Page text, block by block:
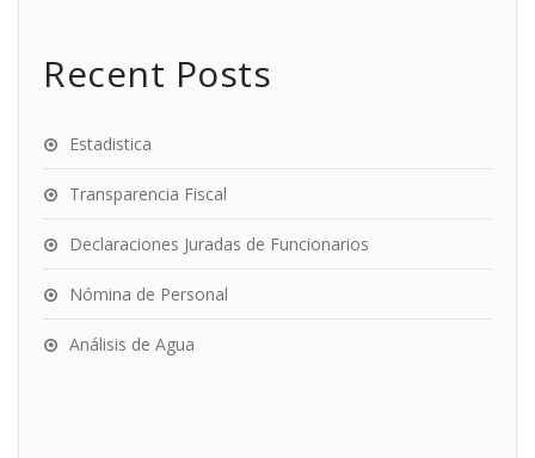
Recent Posts
Estadistica
Transparencia Fiscal
Declaraciones Juradas de Funcionarios
Nómina de Personal
Análisis de Agua